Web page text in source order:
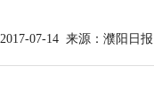
2017-07-14 来源：濮阳日报